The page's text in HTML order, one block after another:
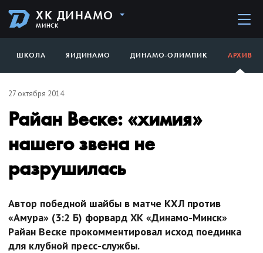
ХК ДИНАМО
МИНСК
ШКОЛА ЯИДИНАМО ДИНАМО-ОЛИМПИК АРХИВ
27 октября 2014
Райан Веске: «химия»
нашего звена не
разрушилась
Автор победной шайбы в матче КХЛ против
«Амура» (3:2 Б) форвард ХК «Динамо-Минск»
Райан Веске прокомментировал исход поединка
для клубной пресс-службы.